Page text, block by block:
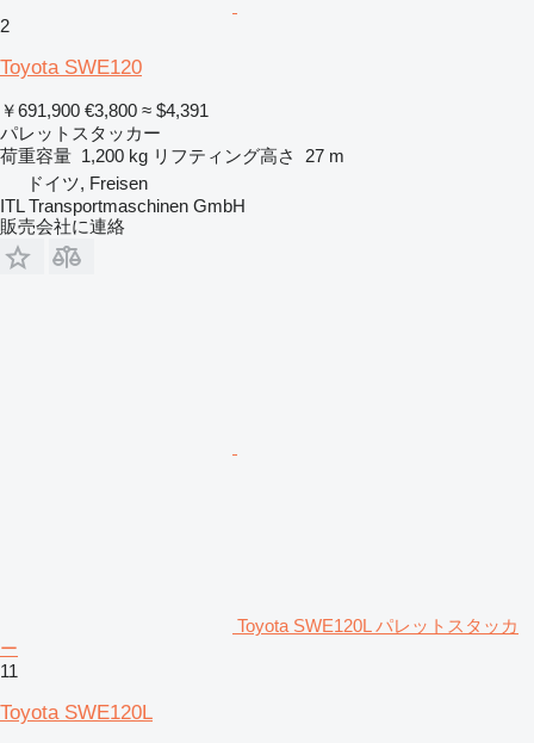
2
Toyota SWE120
￥691,900 €3,800 ≈ $4,391
パレットスタッカー
荷重容量 1,200 kg リフティング高さ
27 m
ドイツ, Freisen
ITL Transportmaschinen GmbH
販売会社に連絡
Toyota SWE120L パレットスタッカ
ー
11
Toyota SWE120L